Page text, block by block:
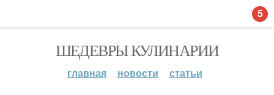
ШЕДЕВРЫ КУЛИНАРИИ
главная новости статьи
5